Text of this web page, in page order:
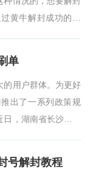
黄牛解封成功的案
单
的用户群体。为更好
出了一系列政策规
，湖南省长沙市岳
号解封教程